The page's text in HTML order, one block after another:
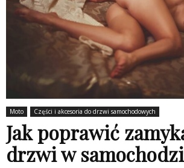
Moto Części i akcesoria do drzwi samochodowych
Jak poprawić
drzwi w